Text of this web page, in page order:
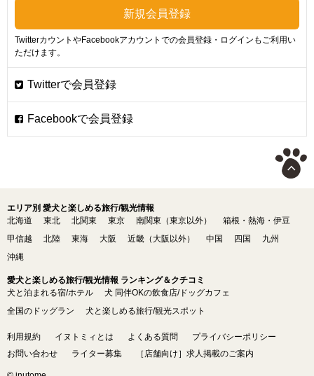
TwitterカウントやFacebookアカウントでの会員登録・ログインもご利用い
ただけます。
エリア別 愛犬と楽しめる旅行/観光情報
北海道
東北 北関東 東京 南関東（東京以外）
箱根・熱海・伊豆
甲信越
北陸 東海 大阪 近畿（大阪以外） 中国 四国
九州
沖縄
愛犬と楽しめる旅行/観光情報 ランキング＆クチコミ
犬と泊まれる宿/ホテル
犬 同伴OKの飲食店/ドッグカフェ
全国のドッグラン
犬と楽しめる旅行/観光スポット
利用規約 イヌトミィとは よくある質問
プライバシーポリシー
お問い合わせ
ライター募集 ［店舗向け］求人掲載のご案内